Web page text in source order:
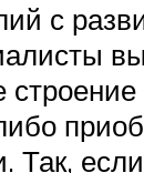
с
Так,